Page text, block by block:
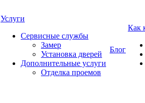
Услуги
Сервисные службы
Замер
Установка дверей
Дополнительные услуги
Отделка проемов
Блог
Как